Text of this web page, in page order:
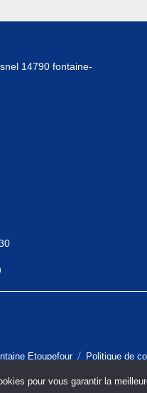
14790 fontaine-
Etoupefour Politique de
pour vous garantir la